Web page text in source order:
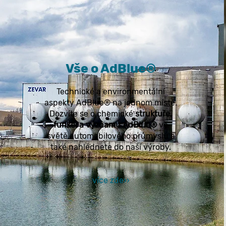
Vše o AdBlue®
Technické a environmentální
aspekty AdBlue® na jednom místě.
Dozvíte se o chemickéstruktuře,
funkci a významu AdBlue®ve
světě automobilového průmyslu a
také nahlédnete do naší výroby.
více zde››